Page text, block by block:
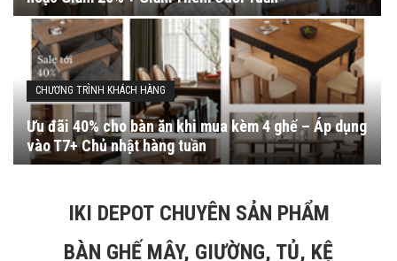
CHƯƠNG TRÌNH KHÁCH HÀNG
Ưu đãi 40% cho bàn ăn khi mua kèm 4 ghế – Áp dụng
vào T7+ Chủ nhật hàng tuần
IKI DEPOT CHUYÊN SẢN PHẨM
BÀN GHẾ MÂY, GIƯỜNG, TỦ, KỆ